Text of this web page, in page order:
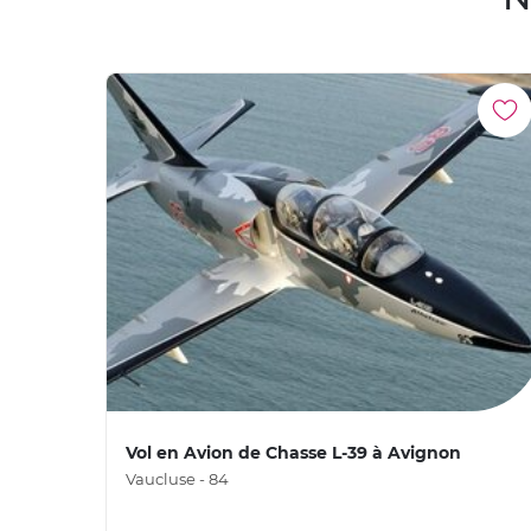
Vol en Avion de Chasse L-39 à Avignon
Vaucluse - 84